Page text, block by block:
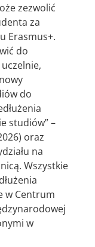
zezwolić
za
Erasmus+.
do
do
studiów” –
oraz
na
Wszystkie
w Centrum
w